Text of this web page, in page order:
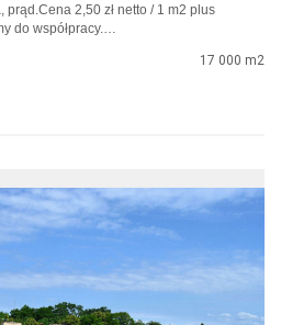
2,50 zł netto / 1 m2 plus
do współpracy.…
17 000 m2